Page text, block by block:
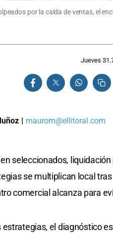
por la caída de ventas, el
Jueves
| maurom@ellitoral.com
seleccionados,
se multiplican local
comercial alcanza para
estrategias, el diagnóstico